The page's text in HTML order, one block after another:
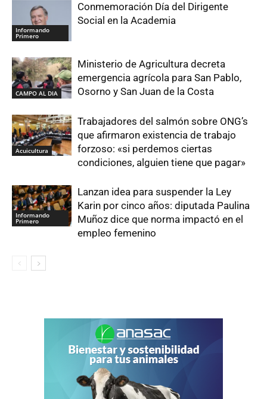
Informando
Primero
Conmemoración Día del Dirigente
Social en la Academia
CAMPO AL DIA
Ministerio de Agricultura decreta
emergencia agrícola para San Pablo,
Osorno y San Juan de la Costa
Acuicultura
Trabajadores del salmón sobre ONG’s
que afirmaron existencia de trabajo
forzoso: «si perdemos ciertas
condiciones, alguien tiene que pagar»
Informando
Primero
Lanzan idea para suspender la Ley
Karin por cinco años: diputada Paulina
Muñoz dice que norma impactó en el
empleo femenino